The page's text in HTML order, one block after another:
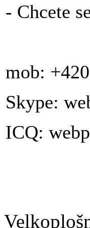
- Chcete
mob:
Skype:
ICQ: